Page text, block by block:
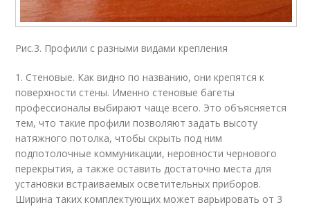
Рис.3. Профили с разными видами крепления
1. Стеновые. Как видно по названию, они крепятся к
поверхности стены. Именно стеновые багеты
профессионалы выбирают чаще всего. Это объясняется
тем, что такие профили позволяют задать высоту
натяжного потолка, чтобы скрыть под ним
подпотолочные коммуникации, неровности чернового
перекрытия, а также оставить достаточно места для
установки встраиваемых осветительных приборов.
Ширина таких комплектующих может варьировать от 3